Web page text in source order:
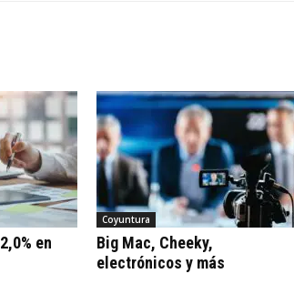
en
Coyuntura
Big Mac, Cheeky,
electrónicos y más